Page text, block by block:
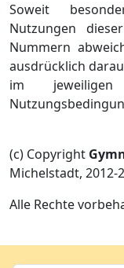
Soweit
Nutzungen
Nummern
ausdrücklich
im
(c) Copyright
Michelstadt, 2012-
Alle Rechte